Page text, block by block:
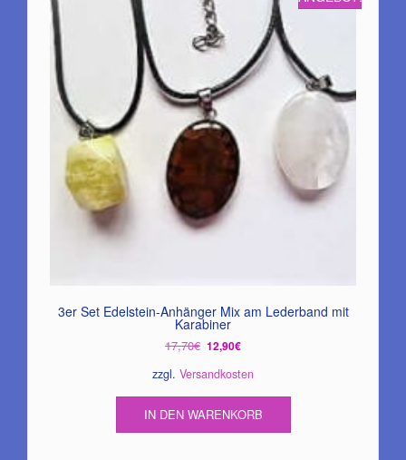
3er Set Edelstein-Anhänger Mix am Lederband mit
Karabiner
17,70€ Ursprünglicher
war:
12,90€Aktueller
ist:
zzgl. Versandkosten
IN DEN WARENKORB